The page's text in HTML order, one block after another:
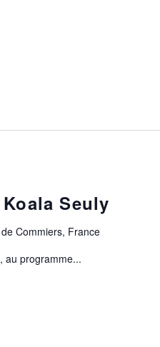
Seuly
Commiers, France
au programme...